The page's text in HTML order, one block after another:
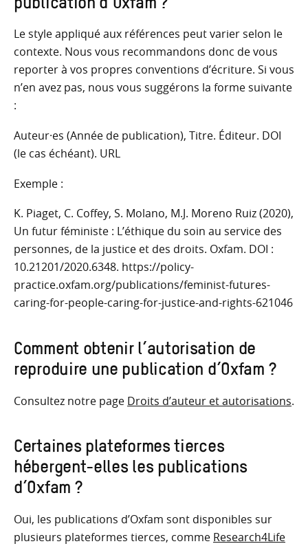
publication d’Oxfam ?
Le style appliqué aux références peut varier selon le
contexte. Nous vous recommandons donc de vous
reporter à vos propres conventions d’écriture. Si vous
n’en avez pas, nous vous suggérons la forme suivante
:
Auteur·es (Année de publication), Titre. Éditeur. DOI
(le cas échéant). URL
Exemple :
K. Piaget, C. Coffey, S. Molano, M.J. Moreno Ruiz (2020),
Un futur féministe : L’éthique du soin au service des
personnes, de la justice et des droits. Oxfam. DOI :
10.21201/2020.6348. https://policy-
practice.oxfam.org/publications/feminist-futures-
caring-for-people-caring-for-justice-and-rights-621046
Comment obtenir l’autorisation de
reproduire une publication d’Oxfam ?
Consultez notre page Droits d’auteur et autorisations.
Certaines plateformes tierces
hébergent-elles les publications
d’Oxfam ?
Oui, les publications d’Oxfam sont disponibles sur
plusieurs plateformes tierces, comme Research4Life